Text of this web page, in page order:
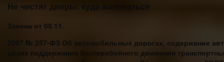
Не чистят дворы: куда жаловаться
Закона от 08.11.
2007 № 257-ФЗ Об автомобильных дорогах, содержание
целях поддержания бесперебойного движения